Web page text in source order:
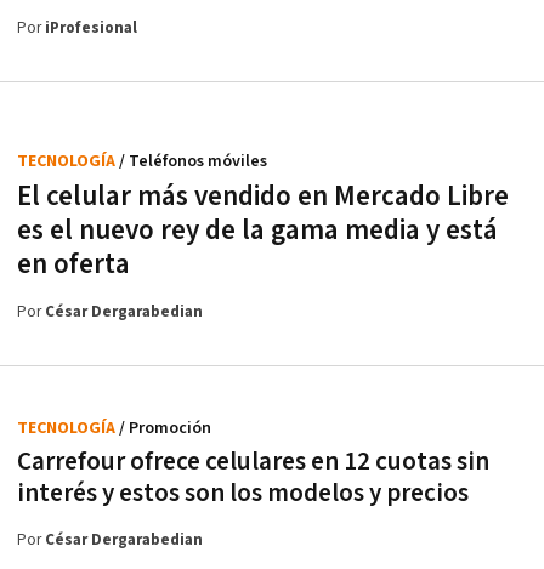
PoriProfesional
El celular más vendido en Mercado Libre
es el nuevo rey de la gama media y está
en oferta
TECNOLOGÍA/ Teléfonos móviles
PorCésar Dergarabedian
Carrefour ofrece celulares en 12 cuotas sin
interés y estos son los modelos y precios
TECNOLOGÍA/ Promoción
PorCésar Dergarabedian